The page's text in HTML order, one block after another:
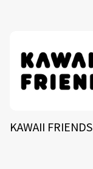
KAWAII FRIENDS